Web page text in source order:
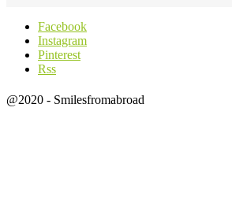
Facebook
Instagram
Pinterest
Rss
@2020 - Smilesfromabroad